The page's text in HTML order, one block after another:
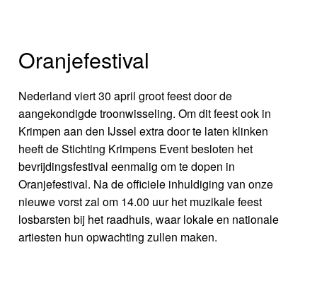
Oranjefestival
Nederland viert 30 april groot feest door de
aangekondigde troonwisseling. Om dit feest ook in
Krimpen aan den IJssel extra door te laten klinken
heeft de Stichting Krimpens Event besloten het
bevrijdingsfestival eenmalig om te dopen in
Oranjefestival. Na de officiele inhuldiging van onze
nieuwe vorst zal om 14.00 uur het muzikale feest
losbarsten bij het raadhuis, waar lokale en nationale
artiesten hun opwachting zullen maken.